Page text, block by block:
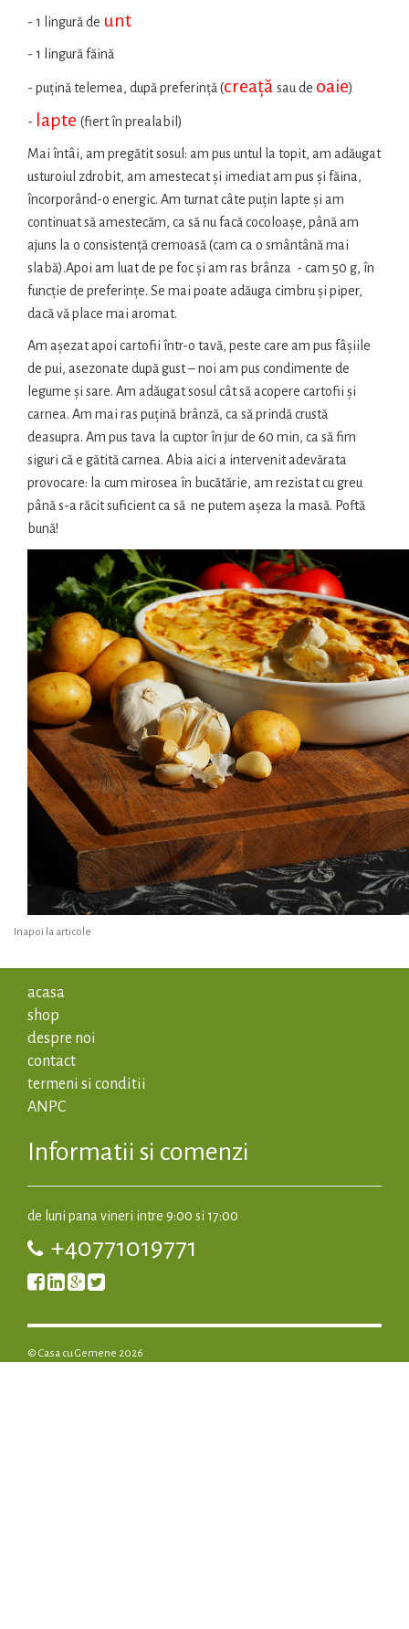
- 1 lingură de unt
- 1 lingură făină
- puțină telemea, după preferință (creață sau de oaie)
- lapte (fiert în prealabil)
Mai întâi, am pregătit sosul: am pus untul la topit, am adăugat
usturoiul zdrobit, am amestecat și imediat am pus și făina,
încorporând-o energic. Am turnat câte puțin lapte și am
continuat să amestecăm, ca să nu facă cocoloașe, până am
ajuns la o consistență cremoasă (cam ca o smântână mai
slabă).Apoi am luat de pe foc și am ras brânza - cam 50 g, în
funcție de preferințe. Se mai poate adăuga cimbru și piper,
dacă vă place mai aromat.
Am așezat apoi cartofii într-o tavă, peste care am pus fâșiile
de pui, asezonate după gust – noi am pus condimente de
legume și sare. Am adăugat sosul cât să acopere cartofii și
carnea. Am mai ras puțină brânză, ca să prindă crustă
deasupra. Am pus tava la cuptor în jur de 60 min, ca să fim
siguri că e gătită carnea. Abia aici a intervenit adevărata
provocare: la cum mirosea în bucătărie, am rezistat cu greu
până s-a răcit suficient ca să ne putem așeza la masă. Poftă
bună!
Inapoi la articole
acasa
shop
despre noi
contact
termeni si conditii
ANPC
Informatii si comenzi
de luni pana vineri intre 9:00 si 17:00
+40771019771
© Casa cu Gemene 2026